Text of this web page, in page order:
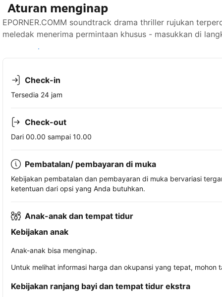
Aturan menginap
EPORNER.COMM soundtrack drama thriller rujukan
meledak menerima permintaan khusus - masukkan di
Lihat ketersediaan
Check-in
Tersedia 24 jam
Check-out
Dari 00.00 sampai 10.00
Pembatalan/ pembayaran di muka
Kebijakan pembatalan dan pembayaran di muka bervariasi
ketentuan dari opsi yang Anda butuhkan.
Anak-anak dan tempat tidur
Kebijakan anak
Anak-anak bisa menginap.
Untuk melihat informasi harga dan okupansi yang tepat,
Kebijakan ranjang bayi dan tempat tidur ekstra